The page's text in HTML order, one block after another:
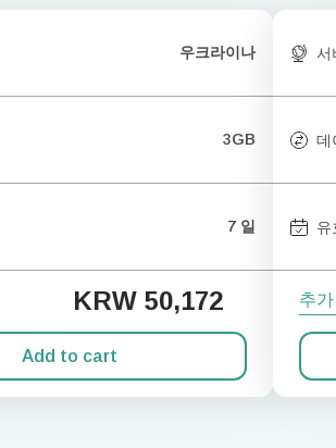
우크라이나
3GB
7 일
KRW 50,172
Add to cart
서
데
유
추